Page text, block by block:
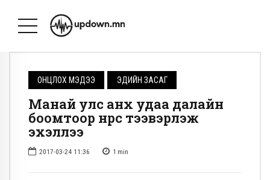
ОНЦЛОХ МЭДЭЭ ЭДИЙН ЗАСАГ
Манай улс анх удаа далайн
боомтоор нүүрс тээвэрлэж
эхэллээ
2017-03-24 11:36 1 min